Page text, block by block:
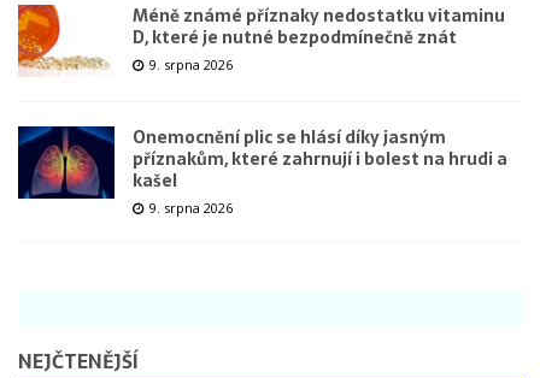
Méně známé příznaky nedostatku vitaminu
D, které je nutné bezpodmínečně znát
9. srpna 2026
Onemocnění plic se hlásí díky jasným
příznakům, které zahrnují i bolest na hrudi a
kašel
9. srpna 2026
NEJČTENĚJŠÍ